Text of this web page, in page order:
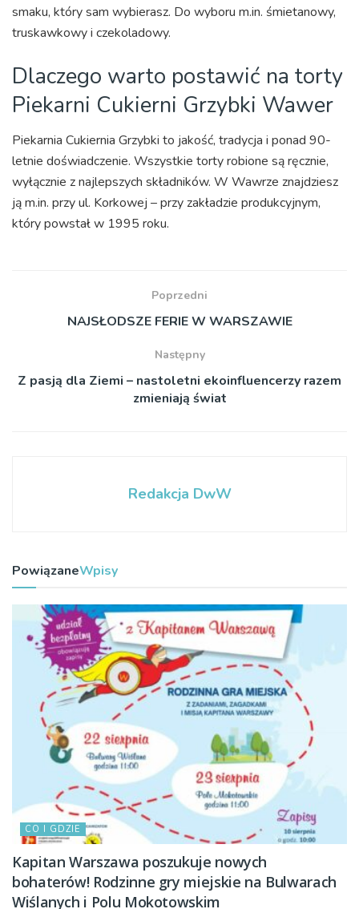
smaku, który sam wybierasz. Do wyboru m.in. śmietanowy,
truskawkowy i czekoladowy.
Dlaczego warto postawić na torty
Piekarni Cukierni Grzybki Wawer
Piekarnia Cukiernia Grzybki to jakość, tradycja i ponad 90-
letnie doświadczenie. Wszystkie torty robione są ręcznie,
wyłącznie z najlepszych składników. W Wawrze znajdziesz
ją m.in. przy ul. Korkowej – przy zakładzie produkcyjnym,
który powstał w 1995 roku.
Poprzedni
NAJSŁODSZE FERIE W WARSZAWIE
Następny
Z pasją dla Ziemi – nastoletni ekoinfluencerzy razem
zmieniają świat
Redakcja DwW
PowiązaneWpisy
CO I GDZIE
Kapitan Warszawa poszukuje nowych
bohaterów! Rodzinne gry miejskie na Bulwarach
Wiślanych i Polu Mokotowskim